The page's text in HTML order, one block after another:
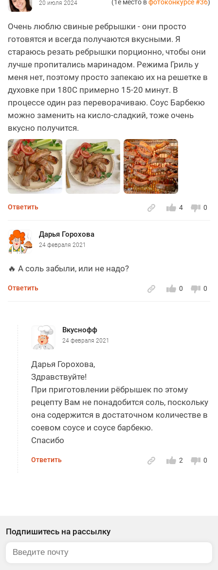
(1е место вфотоконкурсе #36)
20 июля 2024
Очень люблю свиные ребрышки - они просто
готовятся и всегда получаются вкусными. Я
стараюсь резать ребрышки порционно, чтобы они
лучше пропитались маринадом. Режима Гриль у
меня нет, поэтому просто запекаю их на решетке в
духовке при 180С примерно 15-20 минут. В
процессе один раз переворачиваю. Соус Барбекю
можно заменить на кисло-сладкий, тоже очень
вкусно получится.
0
4
Ответить
Дарья Горохова
24 февраля 2021
🔥 А соль забыли, или не надо?
0
0
Ответить
Вкуснофф
24 февраля 2021
Дарья Горохова,
Здравствуйте!
При приготовлении рёбрышек по этому
рецепту Вам не понадобится соль, поскольку
она содержится в достаточном количестве в
соевом соусе и соусе барбекю.
Спасибо
0
2
Ответить
Подпишитесь на рассылку